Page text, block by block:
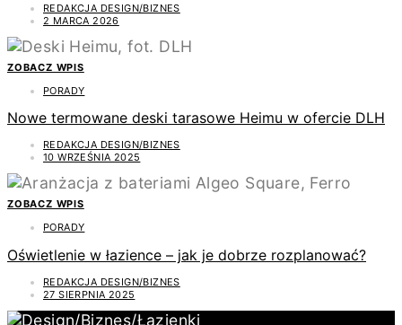
REDAKCJA DESIGN/BIZNES
2 MARCA 2026
ZOBACZ WPIS
PORADY
Nowe termowane deski tarasowe Heimu w ofercie DLH
REDAKCJA DESIGN/BIZNES
10 WRZEŚNIA 2025
ZOBACZ WPIS
PORADY
Oświetlenie w łazience – jak je dobrze rozplanować?
REDAKCJA DESIGN/BIZNES
27 SIERPNIA 2025